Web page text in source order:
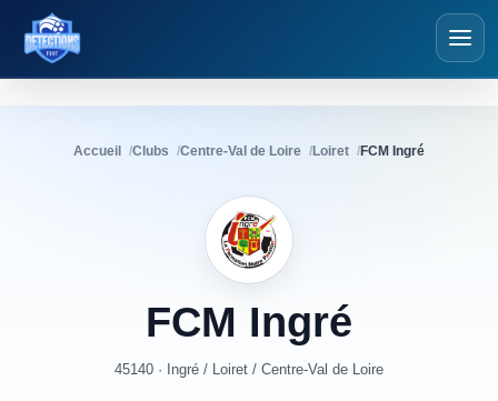
Détections Foot
Accueil Clubs Centre-Val de Loire Loiret FCM Ingré
FCM Ingré
45140 · Ingré / Loiret / Centre-Val de Loire